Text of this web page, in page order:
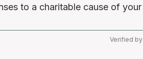
to a charitable cause of your
Verified by